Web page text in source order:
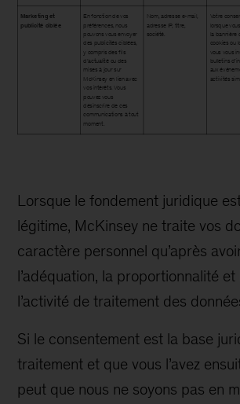
Marketing et
publicité ciblée
En fonction de vos
préférences, nous
pouvons vous envoyer
des publicités ciblées,
y compris des fils
d’actualité ou des
mises à jour sur
McKinsey en lien avec
vos intérêts. Vous
pouvez vous
désinscrire de ces
communications à tout
moment.
Nom, adresse e-mail,
adresse IP, titre,
société.
Votre
lorsque
la bannière
cookies ou
vous vous
bulletins
aux
activités
Lorsque le fondement juridique
légitime, McKinsey ne traite vos
caractère personnel qu’après
l’adéquation, la proportionnalité
l’activité de traitement des
Si le consentement est la base
traitement et que vous l’avez
peut que nous ne soyons pas en